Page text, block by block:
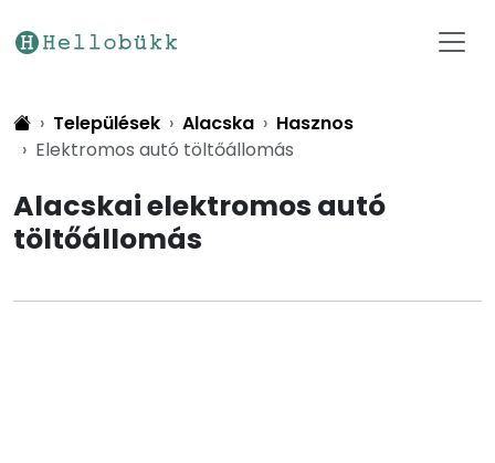
Települések Alacska
Hasznos
Elektromos autó töltőállomás
Alacskai elektromos autó
töltőállomás